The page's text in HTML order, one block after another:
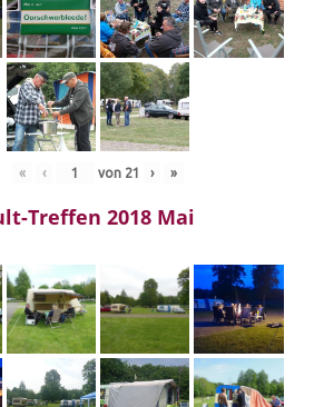
« ‹ von 21 › »
Treffen 2018 Mai